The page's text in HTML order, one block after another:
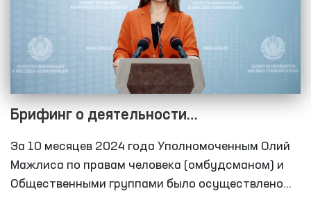
обвиняемых.
Брифинг о деятельности
Уполномоченного Олий Мажлиса
Республики Узбекистан по правам
человека (омбудсмана) по выявлению и
За 10 месяцев 2024 года Уполномоченным Олий
Мажлиса по правам человека (омбудсманом) и
Общественными группами было осуществлено